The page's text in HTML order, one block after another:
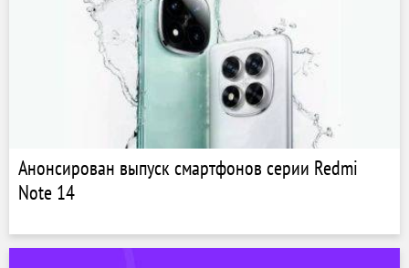
Анонсирован выпуск смартфонов серии Redmi
Note 14